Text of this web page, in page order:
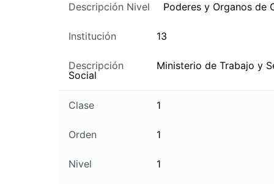
Descripción Nivel Poderes y Organos de
Institución 13
Descripción
Ministerio de Trabajo y
Social
Clase 1
Orden 1
Nivel 1